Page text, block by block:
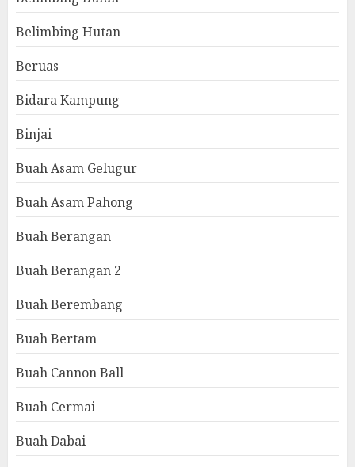
Belimbing Hutan
Beruas
Bidara Kampung
Binjai
Buah Asam Gelugur
Buah Asam Pahong
Buah Berangan
Buah Berangan 2
Buah Berembang
Buah Bertam
Buah Cannon Ball
Buah Cermai
Buah Dabai